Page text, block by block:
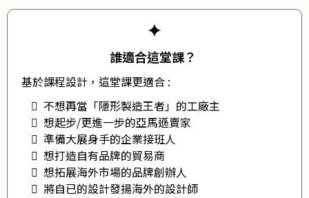
誰適合這堂課？
基於課程設計，這堂課更適合 :
不想再當「隱形製造王者」的工廠主
想起步/更進一步的亞馬遜賣家
準備大展身手的企業接班人
想打造自有品牌的貿易商
想拓展海外市場的品牌創辦人
將自已的設計發揚海外的設計師